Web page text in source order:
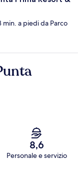
min. a piedi da Parco
8,6
Personale e servizio